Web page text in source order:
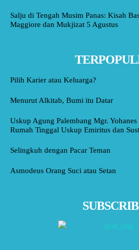
Salju di Tengah Musim Panas: Kisah
Maggiore dan Mukjizat 5 Agustus
Pilih Karier atau Keluarga?
Menurut Alkitab, Bumi itu Datar
Uskup Agung Palembang Mgr.
Rumah Tinggal Uskup Emiritus dan
Selingkuh dengan Pacar Teman
Asmodeus Orang Suci atau Setan